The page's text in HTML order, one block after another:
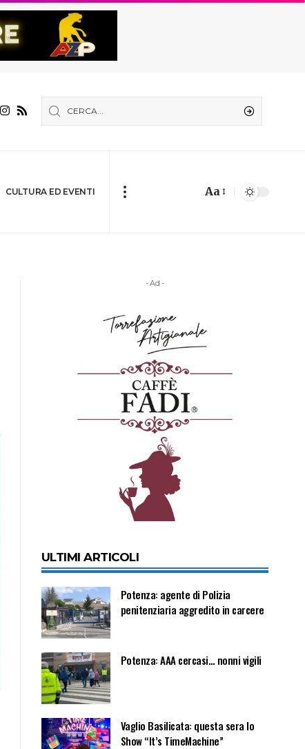
CULTURA ED EVENTI Aa
- Ad -
ULTIMI ARTICOLI
Potenza: agente di Polizia
penitenziaria aggredito in carcere
Potenza: AAA cercasi… nonni vigili
Vaglio Basilicata: questa sera lo
Show “It’s TimeMachine”